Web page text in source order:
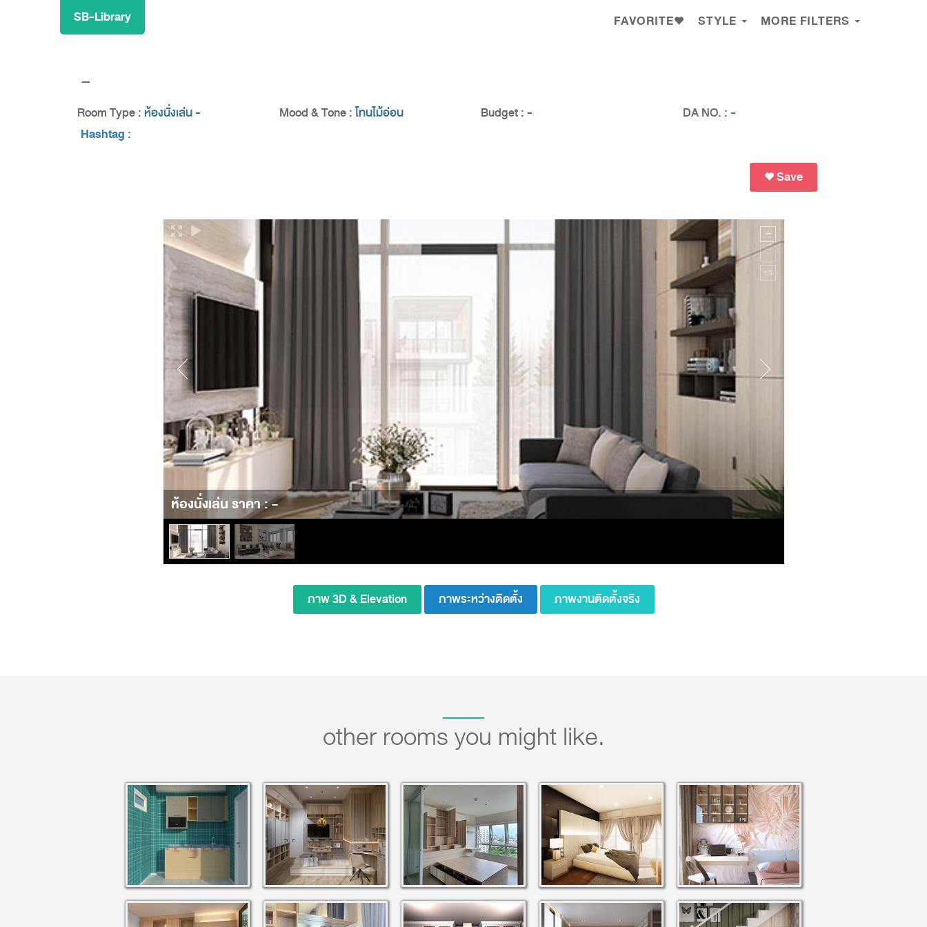
SB-Library FAVORITE STYLE MORE FILTERS
-
Room Type : ห้องนั่งเล่น - Mood & Tone :โทนไม้อ่อน Budget :- DA NO. :-
Hashtag :
Save
ห้องนั่งเล่น ราคา : -
ภาพ 3D & Elevation ภาพระหว่างติดตั้ง ภาพงานติดตั้งจริง
other rooms you might like.